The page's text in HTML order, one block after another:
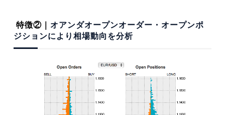
特徴②｜ オアンダオープンオーダー・オープンポ
ジションにより相場動向を分析